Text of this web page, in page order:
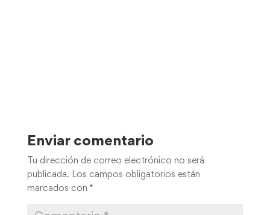
Enviar comentario
Tu dirección de correo electrónico no será
publicada. Los campos obligatorios están
marcados con *